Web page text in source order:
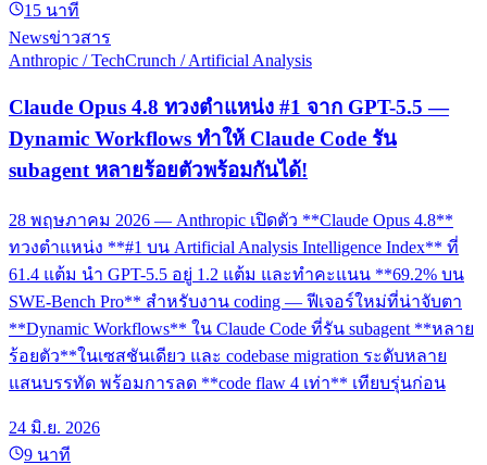
15 นาที
Newsข่าวสาร
Anthropic / TechCrunch / Artificial Analysis
Claude Opus 4.8 ทวงตำแหน่ง #1 จาก GPT-5.5 —
Dynamic Workflows ทำให้ Claude Code รัน
subagent หลายร้อยตัวพร้อมกันได้!
28 พฤษภาคม 2026 — Anthropic เปิดตัว **Claude Opus 4.8**
ทวงตำแหน่ง **#1 บน Artificial Analysis Intelligence Index** ที่
61.4 แต้ม นำ GPT-5.5 อยู่ 1.2 แต้ม และทำคะแนน **69.2% บน
SWE-Bench Pro** สำหรับงาน coding — ฟีเจอร์ใหม่ที่น่าจับตา
**Dynamic Workflows** ใน Claude Code ที่รัน subagent **หลาย
ร้อยตัว**ในเซสชันเดียว และ codebase migration ระดับหลาย
แสนบรรทัด พร้อมการลด **code flaw 4 เท่า** เทียบรุ่นก่อน
24 มิ.ย. 2026
9 นาที